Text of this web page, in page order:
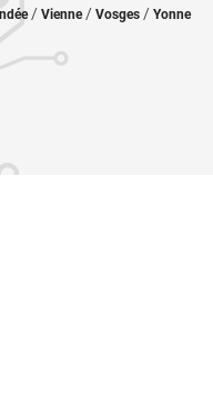
/ Vienne/ Vosges / Yonne